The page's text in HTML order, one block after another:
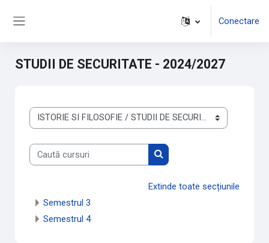
Conectare
STUDII DE SECURITATE - 2024/2027
Categorii curs
Caută cursuri
Caută cursuri
Extinde toate secțiunile
Semestrul 3
Semestrul 4